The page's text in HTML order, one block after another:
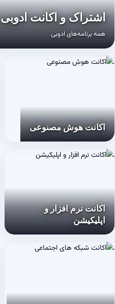
اشتراک و اکانت ادوبی
همه برنامه‌های ادوبی
اکانت هوش مصنوعی
اکانت نرم افزار و
اپلیکیشن